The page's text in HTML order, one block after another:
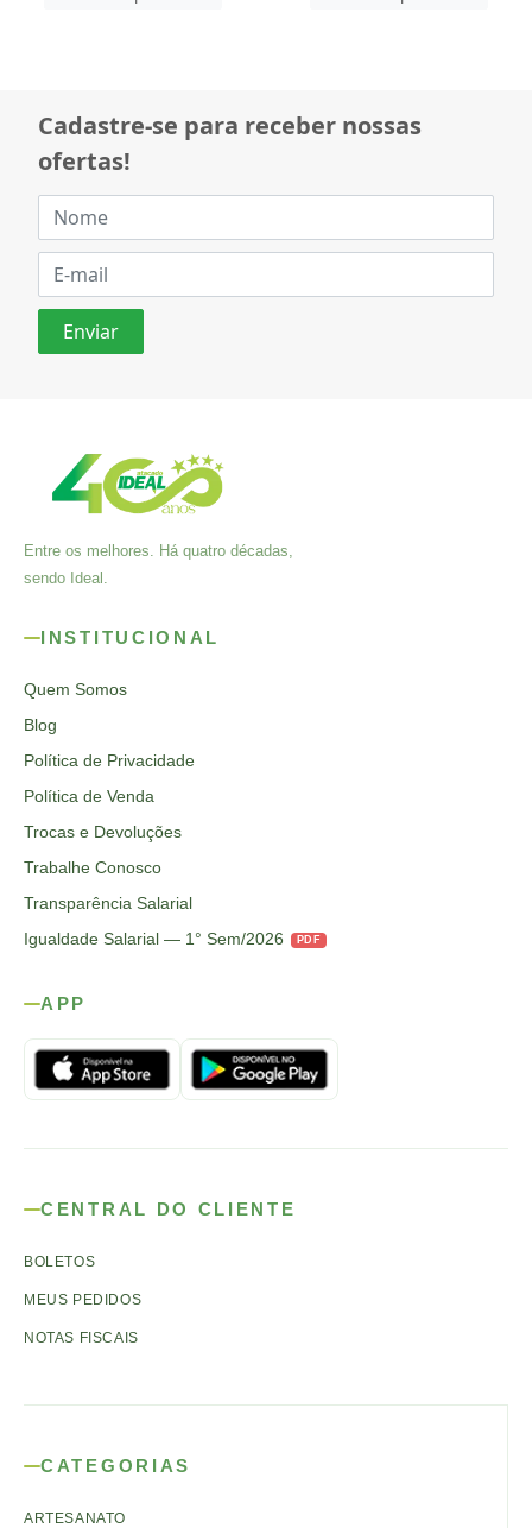
Cadastre-se para receber nossas
ofertas!
Entre os melhores. Há quatro décadas,
sendo Ideal.
INSTITUCIONAL
Quem Somos
Blog
Política de Privacidade
Política de Venda
Trocas e Devoluções
Trabalhe Conosco
Transparência Salarial
Igualdade Salarial — 1° Sem/2026
PDF
APP
CENTRAL DO CLIENTE
BOLETOS
MEUS PEDIDOS
NOTAS FISCAIS
CATEGORIAS
ARTESANATO